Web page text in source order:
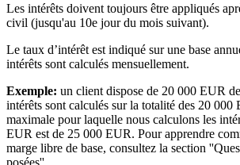
Les intérêts doivent toujours être appliqués
civil (jusqu'au 10e jour du mois suivant).
Le taux d’intérêt est indiqué sur une base
intérêts sont calculés mensuellement.
Exemple: un client dispose de 20 000 EUR
intérêts sont calculés sur la totalité des 20
maximale pour laquelle nous calculons les
EUR est de 25 000 EUR. Pour apprendre
marge libre de base, consultez la section
posées''.